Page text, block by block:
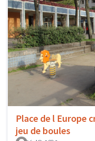
Place de l Europe
jeu de boules